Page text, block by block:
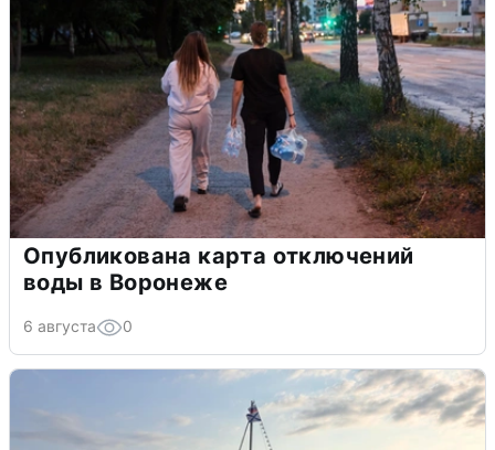
Опубликована карта отключений
воды в Воронеже
6 августа 0